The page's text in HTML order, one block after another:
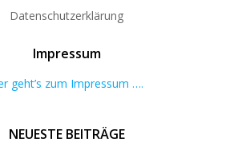
Datenschutzerklärung
Impressum
geht’s zum Impressum ….
NEUESTE BEITRÄGE